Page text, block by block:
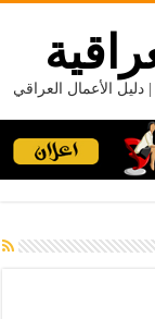
الأعمال العراقي